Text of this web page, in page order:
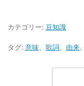
カテゴリー: 豆知識
タグ: 意味、 歌詞、 由来、